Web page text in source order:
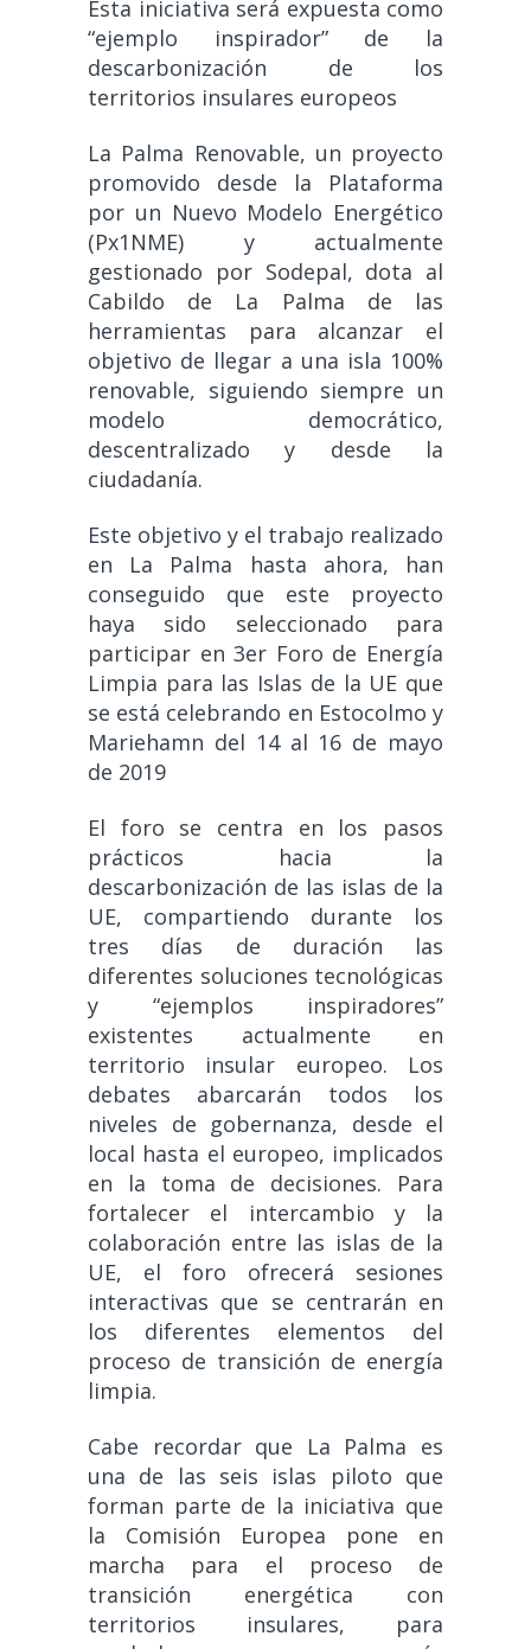
Esta iniciativa será expuesta como
“ejemplo inspirador” de la
descarbonización de los
territorios insulares europeos
La Palma Renovable, un proyecto
promovido desde la Plataforma
por un Nuevo Modelo Energético
(Px1NME) y actualmente
gestionado por Sodepal, dota al
Cabildo de La Palma de las
herramientas para alcanzar el
objetivo de llegar a una isla 100%
renovable, siguiendo siempre un
modelo democrático,
descentralizado y desde la
ciudadanía.
Este objetivo y el trabajo realizado
en La Palma hasta ahora, han
conseguido que este proyecto
haya sido seleccionado para
participar en 3er Foro de Energía
Limpia para las Islas de la UE que
se está celebrando en Estocolmo y
Mariehamn del 14 al 16 de mayo
de 2019
El foro se centra en los pasos
prácticos hacia la
descarbonización de las islas de la
UE, compartiendo durante los
tres días de duración las
diferentes soluciones tecnológicas
y “ejemplos inspiradores”
existentes actualmente en
territorio insular europeo. Los
debates abarcarán todos los
niveles de gobernanza, desde el
local hasta el europeo, implicados
en la toma de decisiones. Para
fortalecer el intercambio y la
colaboración entre las islas de la
UE, el foro ofrecerá sesiones
interactivas que se centrarán en
los diferentes elementos del
proceso de transición de energía
limpia.
Cabe recordar que La Palma es
una de las seis islas piloto que
forman parte de la iniciativa que
la Comisión Europea pone en
marcha para el proceso de
transición energética con
territorios insulares, para